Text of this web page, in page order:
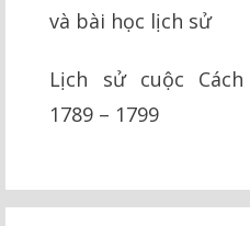
và bài học lịch sử
Lịch sử cuộc
1789 – 1799